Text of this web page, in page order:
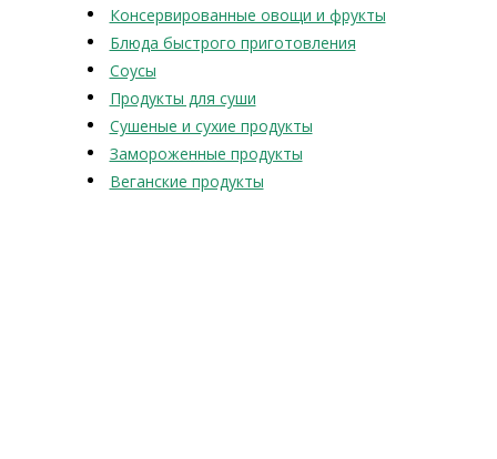
Консервированные овощи и фрукты
Блюда быстрого приготовления
Соусы
Продукты для суши
Сушеные и сухие продукты
Замороженные продукты
Веганские продукты